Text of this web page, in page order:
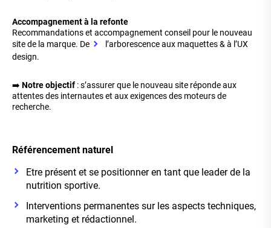
Accompagnement à la refonte
Recommandations et accompagnement conseil pour le nouveau
site de la marque. De
l’arborescence aux maquettes & à l’UX
design.
➡️ Notre objectif : s’assurer que le nouveau site réponde aux
attentes des internautes et aux exigences des moteurs de
recherche.
Référencement naturel
Etre présent et se positionner en tant que leader de la
nutrition sportive.
Interventions permanentes sur les aspects techniques,
marketing et rédactionnel.